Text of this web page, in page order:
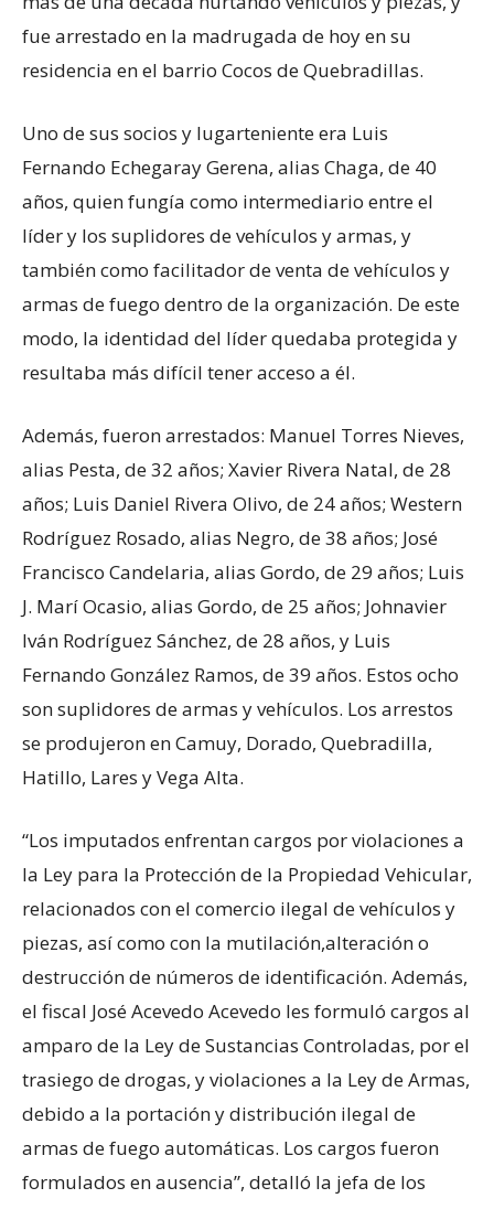
fue arrestado en la madrugada de hoy en su
residencia en el barrio Cocos de Quebradillas.
Uno de sus socios y lugarteniente era Luis
Fernando Echegaray Gerena, alias Chaga, de 40
años, quien fungía como intermediario entre el
líder y los suplidores de vehículos y armas, y
también como facilitador de venta de vehículos y
armas de fuego dentro de la organización. De este
modo, la identidad del líder quedaba protegida y
resultaba más difícil tener acceso a él.
Además, fueron arrestados: Manuel Torres Nieves,
alias Pesta, de 32 años; Xavier Rivera Natal, de 28
años; Luis Daniel Rivera Olivo, de 24 años; Western
Rodríguez Rosado, alias Negro, de 38 años; José
Francisco Candelaria, alias Gordo, de 29 años; Luis
J. Marí Ocasio, alias Gordo, de 25 años; Johnavier
Iván Rodríguez Sánchez, de 28 años, y Luis
Fernando González Ramos, de 39 años. Estos ocho
son suplidores de armas y vehículos. Los arrestos
se produjeron en Camuy, Dorado, Quebradilla,
Hatillo, Lares y Vega Alta.
“Los imputados enfrentan cargos por violaciones a
la Ley para la Protección de la Propiedad Vehicular,
relacionados con el comercio ilegal de vehículos y
piezas, así como con la mutilación,alteración o
destrucción de números de identificación. Además,
el fiscal José Acevedo Acevedo les formuló cargos al
amparo de la Ley de Sustancias Controladas, por el
trasiego de drogas, y violaciones a la Ley de Armas,
debido a la portación y distribución ilegal de
armas de fuego automáticas. Los cargos fueron
formulados en ausencia”, detalló la jefa de los